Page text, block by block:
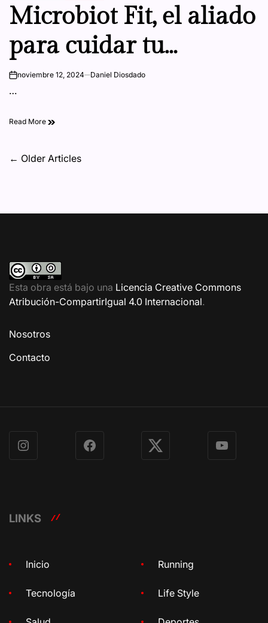
IN
Microbiot Fit, el aliado
para cuidar tu
microbiota durante las
onnoviembre 12, 2024 Daniel Diosdado
…
Read More
Navegación
← Older Articles
Esta obra está bajo una Licencia Creative Commons
Atribución-CompartirIgual 4.0 Internacional.
Nosotros
Contacto
Instagram Facebook X YouTube
LINKS
Inicio Running
Tecnología Life Style